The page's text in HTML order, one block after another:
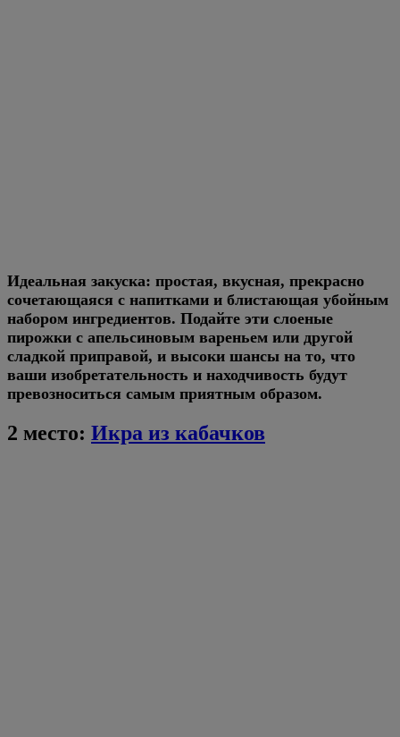
Идеальная закуска: простая, вкусная, прекрасно
сочетающаяся с напитками и блистающая убойным
набором ингредиентов. Подайте эти слоеные
пирожки с апельсиновым вареньем или другой
сладкой приправой, и высоки шансы на то, что
ваши изобретательность и находчивость будут
превозноситься самым приятным образом.
2 место: Икра из кабачков